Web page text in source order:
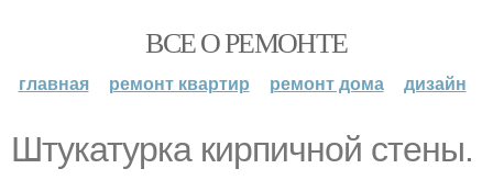
ВСЕ О РЕМОНТЕ
главная ремонт квартир ремонт дома дизайн
Штукатурка кирпичной стены.